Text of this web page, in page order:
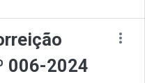
006-2024